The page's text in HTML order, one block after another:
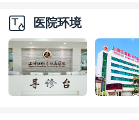
医院环境